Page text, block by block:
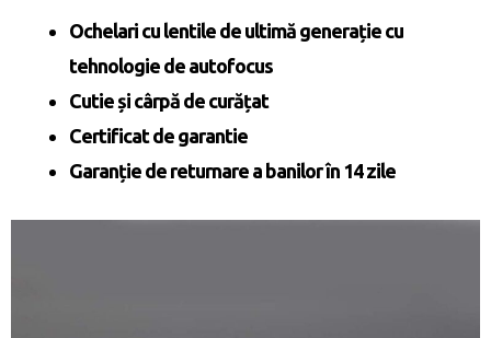
Ochelari cu lentile de ultimă generație cu
tehnologie de autofocus
Cutie și cârpă de curățat
Certificat de garantie
Garanție de returnare a banilor în 14 zile